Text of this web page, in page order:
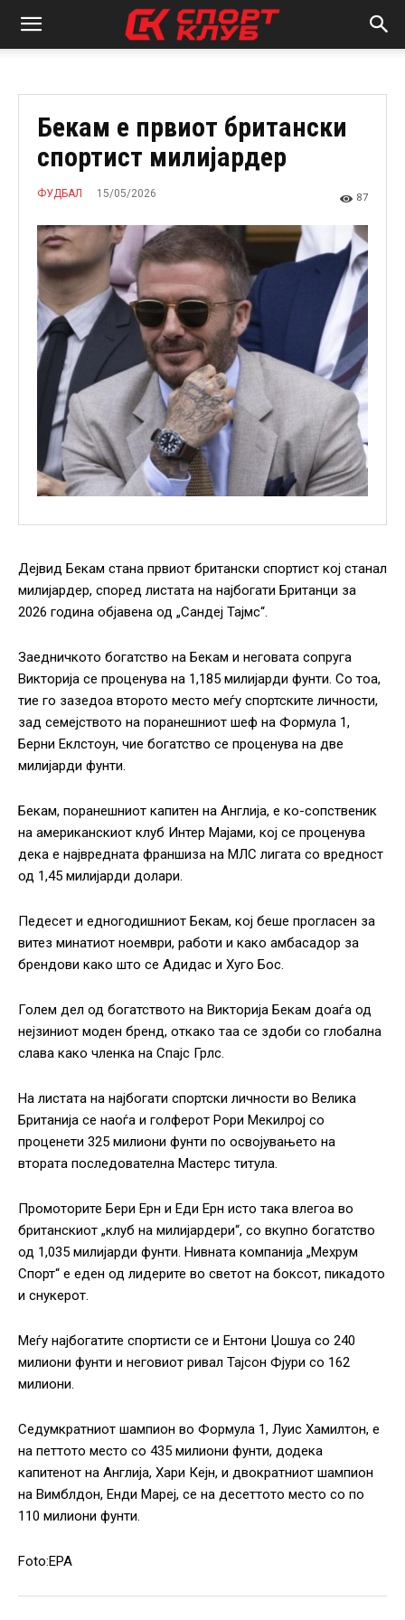
Бекам е првиот британски
спортист милијардер
ФУДБАЛ 15/05/2026 87
Дејвид Бекам стана првиот британски спортист кој станал
милијардер, според листата на најбогати Британци за
2026 година објавена од „Сандеј Тајмс“.
Заедничкото богатство на Бекам и неговата сопруга
Викторија се проценува на 1,185 милијарди фунти. Со тоа,
тие го зазедоа второто место меѓу спортските личности,
зад семејството на поранешниот шеф на Формула 1,
Берни Еклстоун, чие богатство се проценува на две
милијарди фунти.
Бекам, поранешниот капитен на Англија, е ко-сопственик
на американскиот клуб Интер Мајами, кој се проценува
дека е највредната франшиза на МЛС лигата со вредност
од 1,45 милијарди долари.
Педесет и едногодишниот Бекам, кој беше прогласен за
витез минатиот ноември, работи и како амбасадор за
брендови како што се Адидас и Хуго Бос.
Голем дел од богатството на Викторија Бекам доаѓа од
нејзиниот моден бренд, откако таа се здоби со глобална
слава како членка на Спајс Грлс.
На листата на најбогати спортски личности во Велика
Британија се наоѓа и голферот Рори Мекилрој со
проценети 325 милиони фунти по освојувањето на
втората последователна Мастерс титула.
Промоторите Бери Ерн и Еди Ерн исто така влегоа во
британскиот „клуб на милијардери“, со вкупно богатство
од 1,035 милијарди фунти. Нивната компанија „Мехрум
Спорт“ е еден од лидерите во светот на боксот, пикадото
и снукерот.
Меѓу најбогатите спортисти се и Ентони Џошуа со 240
милиони фунти и неговиот ривал Тајсон Фјури со 162
милиони.
Седумкратниот шампион во Формула 1, Луис Хамилтон, е
на петтото место со 435 милиони фунти, додека
капитенот на Англија, Хари Кејн, и двократниот шампион
на Вимблдон, Енди Мареј, се на десеттото место со по
110 милиони фунти.
Foto:EPA